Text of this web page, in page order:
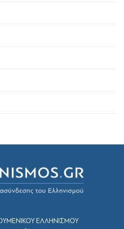
ΕΛΛΗΝΙΣΜΟΥ